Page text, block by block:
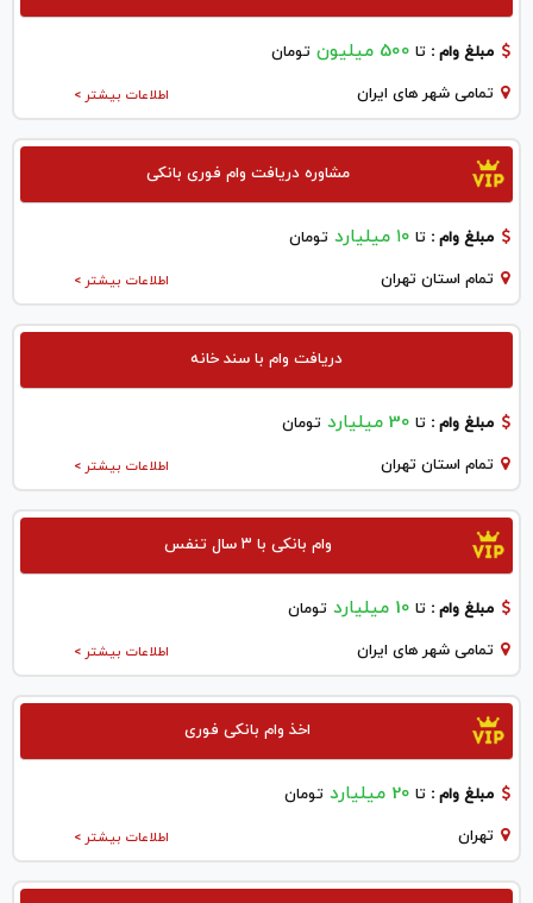
مبلغ وام : تا 500 میلیون تومان
اطلاعات بیشتر > تمامی شهر های ایران
مشاوره دریافت وام فوری بانکی
مبلغ وام : تا ۱۰ میلیارد تومان
اطلاعات بیشتر > تمام استان تهران
دریافت وام با سند خانه
مبلغ وام : تا 30 میلیارد تومان
اطلاعات بیشتر > تمام استان تهران
وام بانکی با ۳ سال تنفس
مبلغ وام : تا 10 میلیارد تومان
اطلاعات بیشتر > تمامی شهر های ایران
اخذ وام بانکی فوری
مبلغ وام : تا 20 میلیارد تومان
اطلاعات بیشتر > تهران